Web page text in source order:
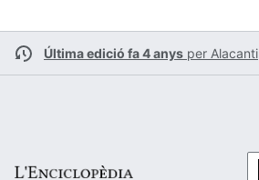
Última edició fa 4 anys per Alacanti